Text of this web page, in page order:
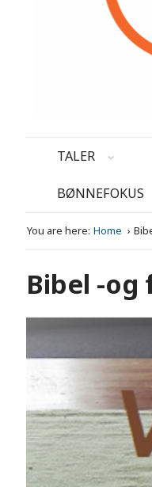
TALER
BØNNEFOKUS
You are here: Home
Bibel -og